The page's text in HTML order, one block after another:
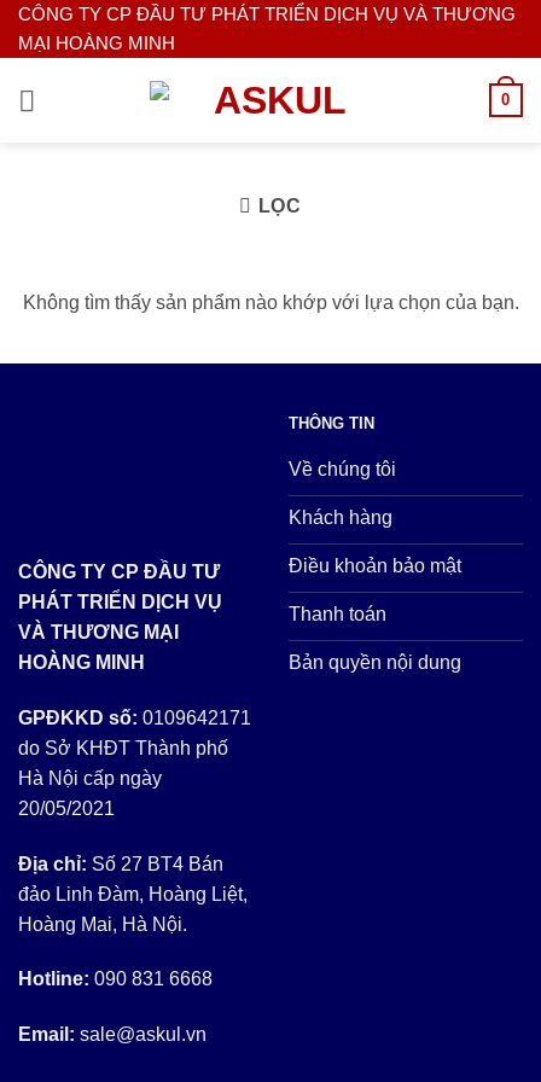
Bỏ
qua
CÔNG TY CP ĐẦU TƯ PHÁT TRIỂN DỊCH VỤ VÀ THƯƠNG
MẠI HOÀNG MINH
0
LỌC
Không tìm thấy sản phẩm nào khớp với lựa chọn của bạn.
CÔNG TY CP ĐẦU TƯ
PHÁT TRIỂN DỊCH VỤ
VÀ THƯƠNG MẠI
HOÀNG MINH
GPĐKKD số: 0109642171
do Sở KHĐT Thành phố
Hà Nội cấp ngày
20/05/2021
Địa chỉ: Số 27 BT4 Bán
đảo Linh Đàm, Hoàng Liệt,
Hoàng Mai, Hà Nội.
Hotline: 090 831 6668
Email: sale@askul.vn
THÔNG TIN
Về chúng tôi
Khách hàng
Điều khoản bảo mật
Thanh toán
Bản quyền nội dung